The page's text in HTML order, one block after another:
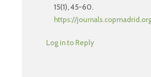
15(1), 45-60.
https://
Log in to Reply